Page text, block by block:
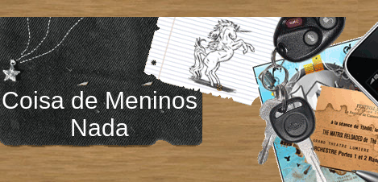
Coisa de Meninos
Nada